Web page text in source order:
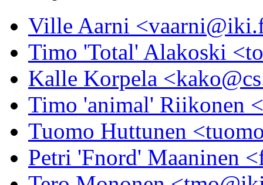
Ville Aarni
Timo 'Total' Alakoski
Kalle Korpela
Timo 'animal' Riikonen
Tuomo Huttunen
Petri 'Fnord' Maaninen